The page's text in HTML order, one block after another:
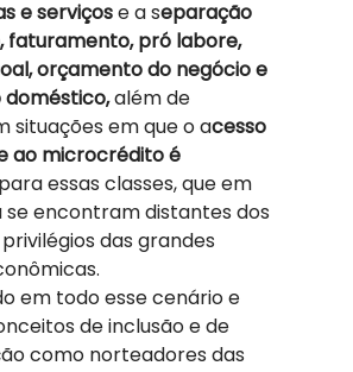
e serviços e a separação
faturamento, pró labore,
orçamento do negócio e
além de
situações em que o acesso
ao microcrédito é
para essas classes, que em
se encontram distantes dos
das grandes
em todo esse cenário e
de inclusão e de
como norteadores das